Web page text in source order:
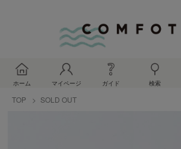
ホーム マイページ ガイド 検索
TOP SOLD OUT